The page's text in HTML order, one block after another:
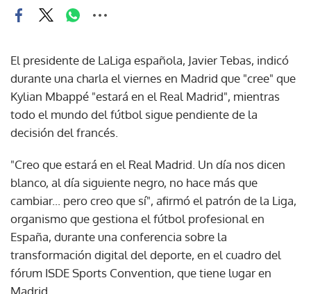
El presidente de LaLiga española, Javier Tebas, indicó
durante una charla el viernes en Madrid que "cree" que
Kylian Mbappé "estará en el Real Madrid", mientras
todo el mundo del fútbol sigue pendiente de la
decisión del francés.
"Creo que estará en el Real Madrid. Un día nos dicen
blanco, al día siguiente negro, no hace más que
cambiar... pero creo que sí", afirmó el patrón de la Liga,
organismo que gestiona el fútbol profesional en
España, durante una conferencia sobre la
transformación digital del deporte, en el cuadro del
fórum ISDE Sports Convention, que tiene lugar en
Madrid.